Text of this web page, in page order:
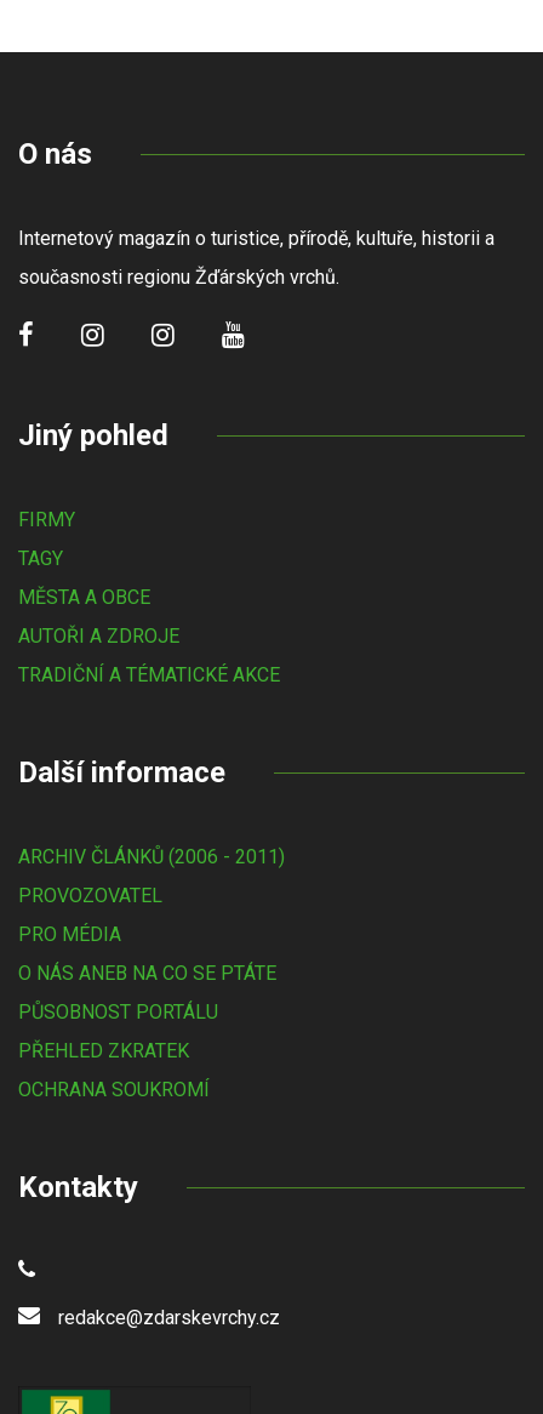
O nás
Internetový magazín o turistice, přírodě, kultuře, historii a
současnosti regionu Žďárských vrchů.
Jiný pohled
FIRMY
TAGY
MĚSTA A OBCE
AUTOŘI A ZDROJE
TRADIČNÍ A TÉMATICKÉ AKCE
Další informace
ARCHIV ČLÁNKŮ (2006 - 2011)
PROVOZOVATEL
PRO MÉDIA
O NÁS ANEB NA CO SE PTÁTE
PŮSOBNOST PORTÁLU
PŘEHLED ZKRATEK
OCHRANA SOUKROMÍ
Kontakty
redakce@zdarskevrchy.cz